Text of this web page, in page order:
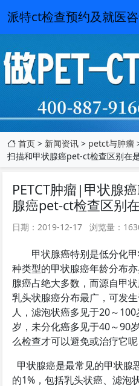
派特ct检查预约及就医
首页 > 新闻资讯 > petct与肿瘤
扫描和甲状腺癌pet-ct检查区别在
PETCT肿瘤|甲状腺
腺癌pet-ct检查区别
日期：2019-12-17 浏览量：
甲状腺癌特别是低分化甲
种类型的甲状腺癌年龄分布
腺癌占绝大多数，而源自甲
乳头状腺癌分布最广，可发
人，滤泡状癌多见于20～
岁，未分化癌多见于40～90
么检查才可以避免或治疗它呢
甲状腺癌是最常见的甲状腺
的1%，包括乳头状癌、滤泡